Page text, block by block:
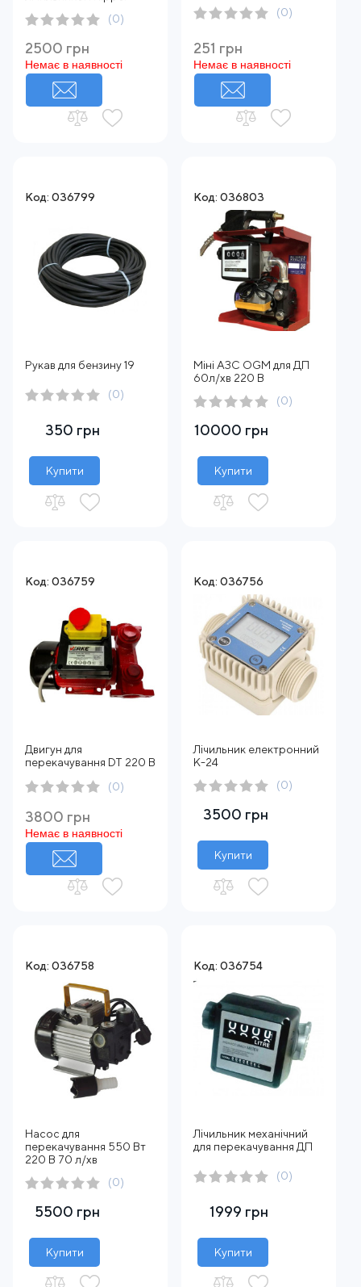
(0)
2500 грн
Немає в наявності
(0)
251 грн
Немає в наявності
Код: 036799
Рукав для бензину 19
(0)
350 грн
Купити
Код: 036803
Міні АЗС OGM для ДП
60л/хв 220 В
(0)
10000 грн
Купити
Код: 036759
Двигун для
перекачування DT 220 В
(0)
3800 грн
Немає в наявності
Код: 036756
Лічильник електронний
К-24
(0)
3500 грн
Купити
Код: 036758
Насос для
перекачування 550 Вт
220 В 70 л/хв
(0)
5500 грн
Купити
Код: 036754
Лічильник механічний
для перекачування ДП
(0)
1999 грн
Купити